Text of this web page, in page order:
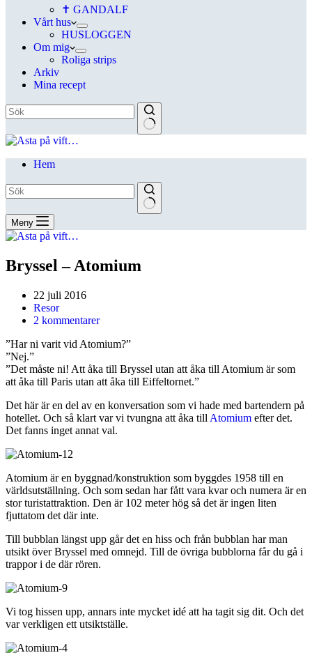
✝ GANDALF
Vårt hus
HUSLOGGEN
Om mig
Roliga strips
Arkiv
Mina recept
Hem
Meny
Bryssel – Atomium
22 juli 2016
Resor
2 kommentarer
”Har ni varit vid Atomium?”
”Nej.”
”Det måste ni! Att åka till Bryssel utan att åka till Atomium är som
att åka till Paris utan att åka till Eiffeltornet.”
Det här är en del av en konversation som vi hade med bartendern på
hotellet. Och så klart var vi tvungna att åka till Atomium efter det.
Det fanns inget annat val.
Atomium är en byggnad/konstruktion som byggdes 1958 till en
världsutställning. Och som sedan har fått vara kvar och numera är en
stor turistattraktion. Den är 102 meter hög så det är ingen liten
fjuttatom det där inte.
Till bubblan längst upp går det en hiss och från bubblan har man
utsikt över Bryssel med omnejd. Till de övriga bubblorna får du gå i
trappor i de där rören.
Vi tog hissen upp, annars inte mycket idé att ha tagit sig dit. Och det
var verkligen ett utsiktställe.